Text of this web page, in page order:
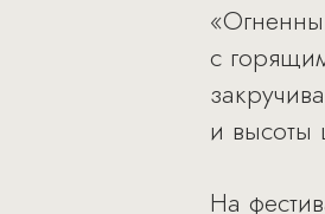
с
и высоты
На